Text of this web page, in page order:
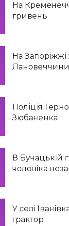
На
гривень
На
Лановеччини
Поліція
Зюбаненка
В Бучацькій
чоловіка
У селі
трактор